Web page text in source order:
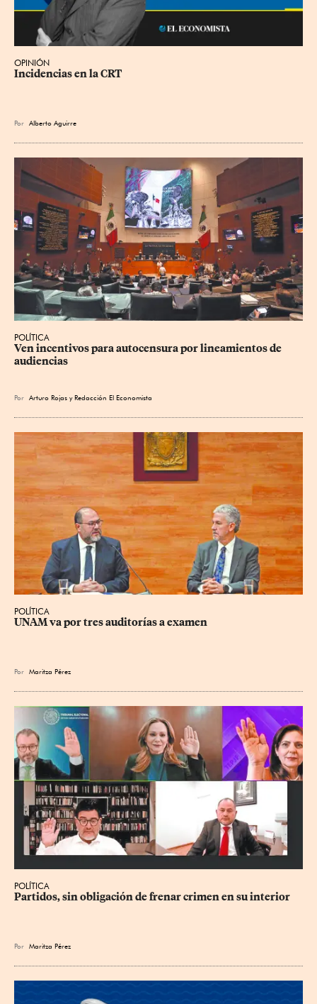
OPINIÓN
Incidencias en la CRT
Por Alberto Aguirre
POLÍTICA
Ven incentivos para autocensura por lineamientos de
audiencias
Por Arturo Rojas yRedacción El Economista
POLÍTICA
UNAM va por tres auditorías a examen
Por Maritza Pérez
POLÍTICA
Partidos, sin obligación de frenar crimen en su interior
Por Maritza Pérez